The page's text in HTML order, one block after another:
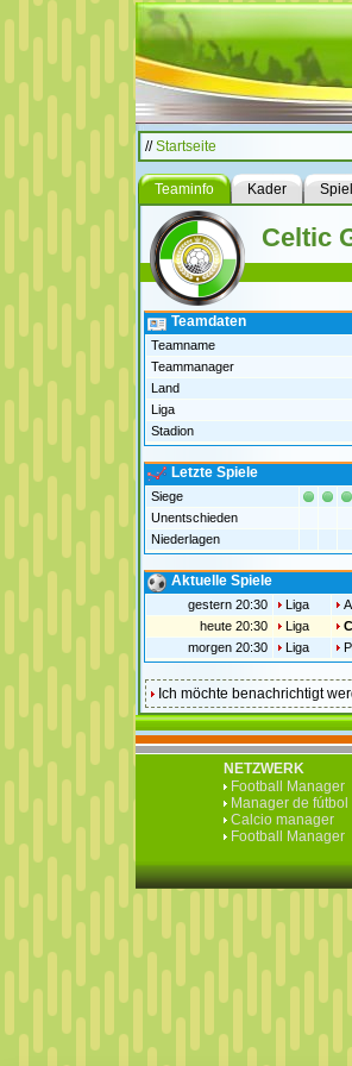
//Startseite
Teaminfo Kader
Celtic
Teamdaten
Teamname
Teammanager
Land
Liga
Stadion
Letzte Spiele
Siege
Unentschieden
Niederlagen
Aktuelle Spiele
gestern 20:30 Liga
heute 20:30
Liga
morgen 20:30
Liga
Ich möchte benachrichtigt
NETZWERK
Football Manager
Manager de fútbol
Calcio manager
Football Manager